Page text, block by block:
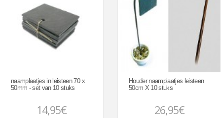
naamplaatjes in leisteen 70 x
50mm - set van 10 stuks
14,95€
Houder naamplaatjes leisteen
50cm X 10 stuks
26,95€